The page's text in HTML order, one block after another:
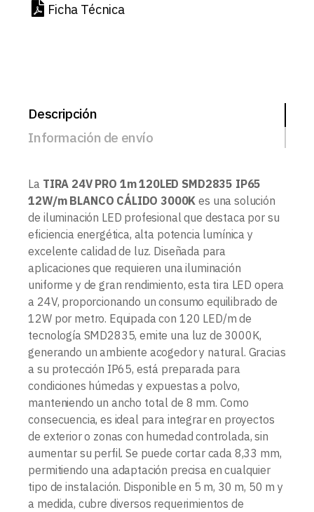
Ficha Técnica
Descripción
Información de envío
La TIRA 24V PRO 1m 120LED SMD2835 IP65
12W/m BLANCO CÁLIDO 3000K es una solución
de iluminación LED profesional que destaca por su
eficiencia energética, alta potencia lumínica y
excelente calidad de luz. Diseñada para
aplicaciones que requieren una iluminación
uniforme y de gran rendimiento, esta tira LED opera
a 24V, proporcionando un consumo equilibrado de
12W por metro. Equipada con 120 LED/m de
tecnología SMD2835, emite una luz de 3000K,
generando un ambiente acogedor y natural. Gracias
a su protección IP65, está preparada para
condiciones húmedas y expuestas a polvo,
manteniendo un ancho total de 8 mm. Como
consecuencia, es ideal para integrar en proyectos
de exterior o zonas con humedad controlada, sin
aumentar su perfil. Se puede cortar cada 8,33 mm,
permitiendo una adaptación precisa en cualquier
tipo de instalación. Disponible en 5 m, 30 m, 50 m y
a medida, cubre diversos requerimientos de